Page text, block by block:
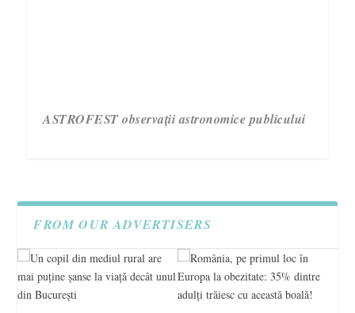
ASTROFEST observații astronomice publicului
FROM OUR ADVERTISERS